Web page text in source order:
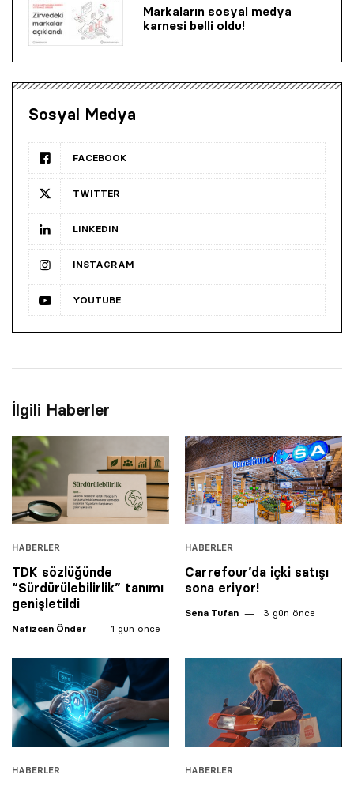
Markaların sosyal medya
karnesi belli oldu!
Sosyal Medya
FACEBOOK
TWITTER
LINKEDIN
INSTAGRAM
YOUTUBE
İlgili Haberler
HABERLER
TDK sözlüğünde
“Sürdürülebilirlik” tanımı
genişletildi
Nafizcan Önder 1 gün önce
HABERLER
Carrefour’da içki satışı
sona eriyor!
Sena Tufan 3 gün önce
HABERLER HABERLER